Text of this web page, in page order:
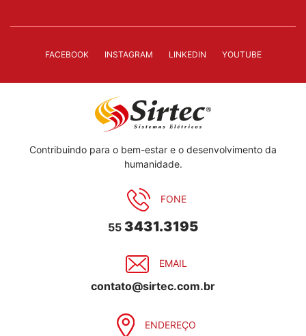
FACEBOOK INSTAGRAM LINKEDIN YOUTUBE
Contribuindo para o bem-estar e o desenvolvimento da
humanidade.
FONE
55 3431.3195
EMAIL
contato@sirtec.com.br
ENDEREÇO